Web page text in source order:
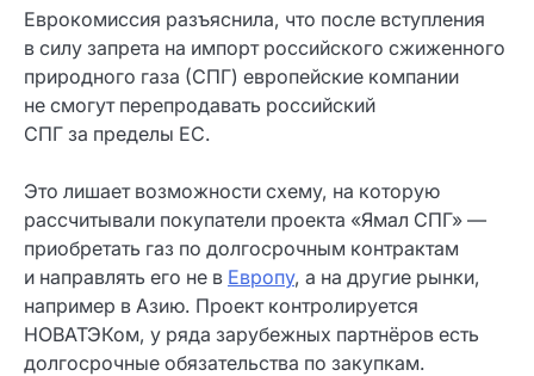
Еврокомиссия разъяснила, что после вступления
в силу запрета на импорт российского сжиженного
природного газа (СПГ) европейские компании
не смогут перепродавать российский
СПГ за пределы ЕС.
Это лишает возможности схему, на которую
рассчитывали покупатели проекта «Ямал СПГ» —
приобретать газ по долгосрочным контрактам
и направлять его не в Европу, а на другие рынки,
например в Азию. Проект контролируется
НОВАТЭКом, у ряда зарубежных партнёров есть
долгосрочные обязательства по закупкам.